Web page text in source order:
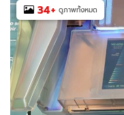
34+ ดูภาพทั้งหมด